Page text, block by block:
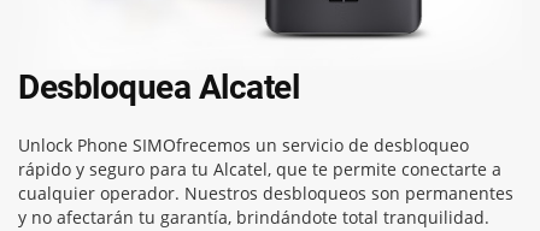
Desbloquea Alcatel
Unlock Phone SIMOfrecemos un servicio de desbloqueo
rápido y seguro para tu Alcatel, que te permite conectarte a
cualquier operador. Nuestros desbloqueos son permanentes
y no afectarán tu garantía, brindándote total tranquilidad.